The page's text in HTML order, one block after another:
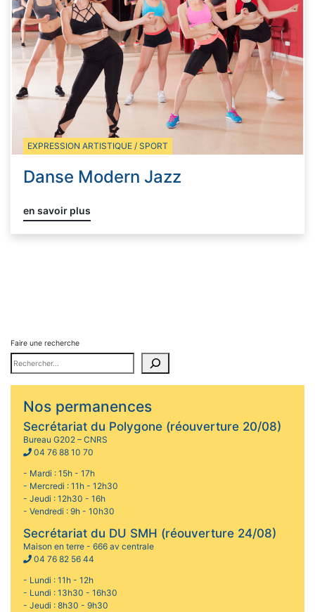
EXPRESSION ARTISTIQUE / SPORT
Danse Modern Jazz
en savoir plus
Faire une recherche
Nos permanences
Secrétariat du Polygone (réouverture 20/08)
Bureau G202 – CNRS
04 76 88 10 70
- Mardi : 15h - 17h
- Mercredi : 11h - 12h30
- Jeudi : 12h30 - 16h
- Vendredi : 9h - 10h30
Secrétariat du DU SMH (réouverture 24/08)
Maison en terre - 666 av centrale
04 76 82 56 44
- Lundi : 11h - 12h
- Lundi : 13h30 - 16h30
- Jeudi : 8h30 - 9h30